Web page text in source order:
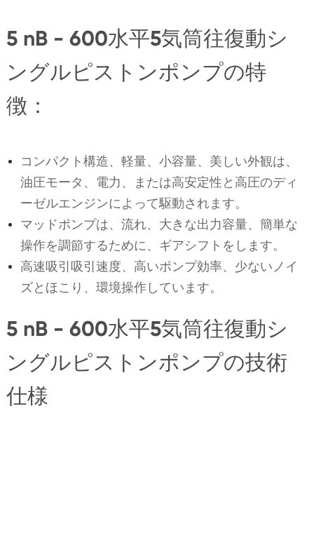
5 nB - 600水平5気筒往復動シ
ングルピストンポンプの特
徴：
コンパクト構造、軽量、小容量、美しい外観は、
油圧モータ、電力、または高安定性と高圧のディ
ーゼルエンジンによって駆動されます。
マッドポンプは、流れ、大きな出力容量、簡単な
操作を調節するために、ギアシフトをします。
高速吸引吸引速度、高いポンプ効率、少ないノイ
ズとほこり、環境操作しています。
5 nB - 600水平5気筒往復動シ
ングルピストンポンプの技術
仕様